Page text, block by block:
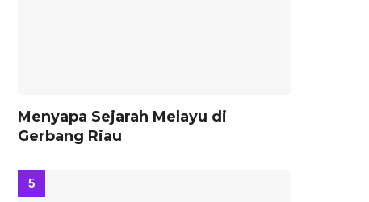
Menyapa Sejarah Melayu di
Gerbang Riau